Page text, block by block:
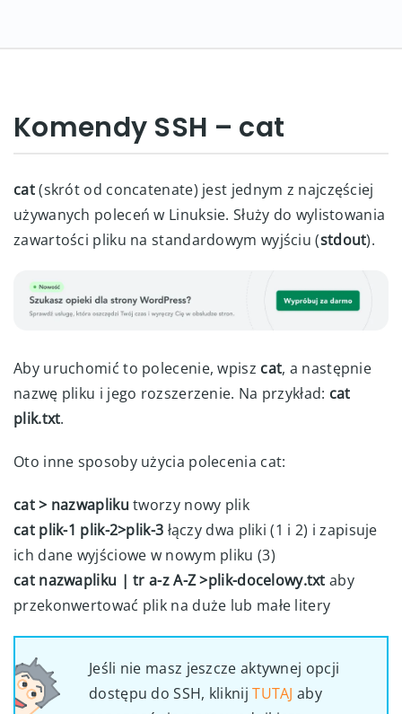
Komendy SSH – cat
cat(skrót od concatenate) jest jednym z najczęściej
używanych poleceń w Linuksie. Służy do wylistowania
zawartości pliku na standardowym wyjściu (stdout).
Aby uruchomić to polecenie, wpisz cat, a następnie
nazwę pliku i jego rozszerzenie. Na przykład: cat
plik.txt.
Oto inne sposoby użycia polecenia cat:
cat > nazwapliku tworzy nowy plik
cat plik-1 plik-2>plik-3 łączy dwa pliki (1 i 2) i zapisuje
ich dane wyjściowe w nowym pliku (3)
cat nazwapliku | tr a-z A-Z >plik-docelowy.txt aby
przekonwertować plik na duże lub małe litery
Jeśli nie masz jeszcze aktywnej opcji
dostępu do SSH, kliknijTUTAJ aby